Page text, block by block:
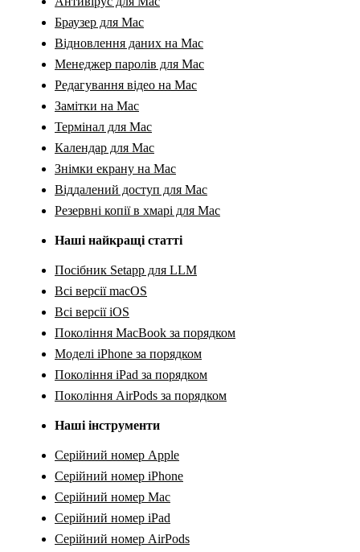
Браузер для Mac
Відновлення даних на Mac
Менеджер паролів для Mac
Редагування відео на Mac
Замітки на Mac
Термінал для Mac
Календар для Mac
Знімки екрану на Mac
Віддалений доступ для Mac
Резервні копії в хмарі для Mac
Наші найкращі статті
Посібник Setapp для LLM
Всі версії macOS
Всі версії iOS
Покоління MacBook за порядком
Моделі iPhone за порядком
Покоління iPad за порядком
Покоління AirPods за порядком
Наші інструменти
Серійний номер Apple
Серійний номер iPhone
Серійний номер Mac
Серійний номер iPad
Серійний номер AirPods